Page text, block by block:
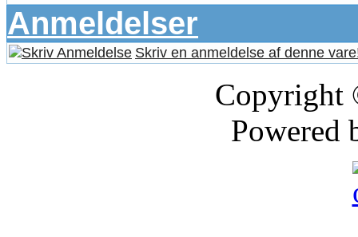
Anmeldelser
Skriv en anmeldelse af denne
Powered